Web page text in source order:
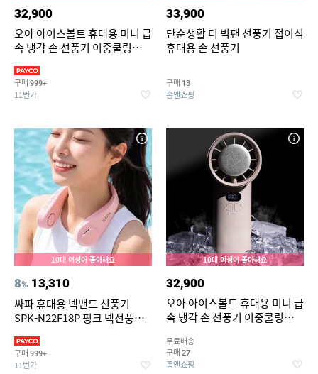
32,900
오아 아이스볼트 휴대용 미니 급
속 냉각 손 선풍기 이중쿨링
구매 999+
11번가
33,900
단순생활 더 빅팬 선풍기 접이식
휴대용 손 선풍기
구매 13
홈앤쇼핑
10대 여성이 좋아해요
8% 13,310
싸파 휴대용 넥밴드 선풍기
SPK-N22F18P 핑크 넥선풍
저소음/C타입/대용량배터리
구매 999+
11번가
10대 여성이 좋아해요
32,900
오아 아이스볼트 휴대용 미니 급
속 냉각 손 선풍기 이중쿨링
무료배송
구매 27
홈앤쇼핑